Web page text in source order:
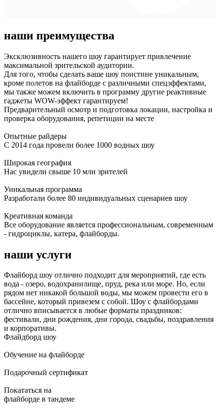
наши преимущества
Эксклюзивность нашего шоу гарантирует привлечение
максимальной зрительской аудитории.
Для того, чтобы сделать ваше шоу поистине уникальным,
кроме полетов на флайборде с различными спецэффектами,
мы также можем включить в программу другие реактивные
гаджеты WOW-эффект гарантируем!
Предварительный осмотр и подготовка локации, настройка и
проверка оборудования, репетиции на месте
Опытные райдеры
С 2014 года провели более 1000 водных шоу
Широкая география
Нас увидели свыше 10 млн зрителей
Уникальная программа
Разработали более 80 индивидуальных сценариев шоу
Креативная команда
Все оборудование является профессиональным, современным
- гидроциклы, катера, флайборды.
наши услуги
Флайборд шоу отлично подходит для мероприятий, где есть
вода - озеро, водохранилище, пруд, река или море. Но, если
рядом нет никакой большой воды, мы можем провести его в
бассейне, который привезем с собой. Шоу с флайбордами
отлично вписывается в любые форматы праздников:
фестивали, дни рождения, дни города, свадьбы, поздравления
и корпоративы.
Флайдборд шоу
Обучение на флайборде
Подарочный сертификат
Покататься на
флайборде в тандеме